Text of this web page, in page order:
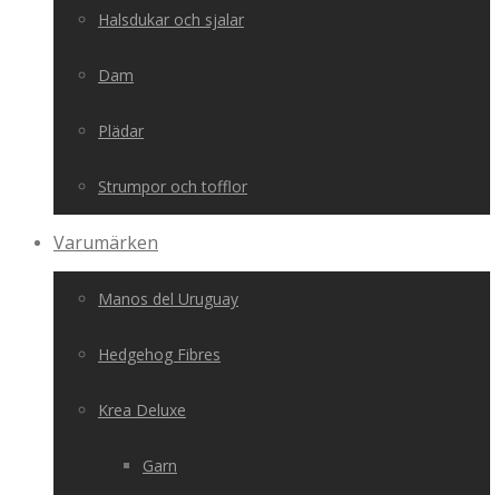
Halsdukar och sjalar
Dam
Plädar
Strumpor och tofflor
Varumärken
Manos del Uruguay
Hedgehog Fibres
Krea Deluxe
Garn